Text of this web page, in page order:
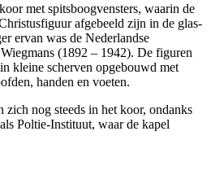
met spitsboogvensters, waarin de
afgebeeld zijn in de glas-
ervan was de Nederlandse
(1892 – 1942). De figuren
kleine scherven opgebouwd met
handen en voeten.
zich nog steeds in het koor, ondanks
Poltie-Instituut, waar de kapel